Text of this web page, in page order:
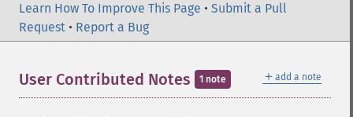
Learn How To Improve This Page • Submit a Pull
Request • Report a Bug
＋ add a note
User Contributed Notes 1 note